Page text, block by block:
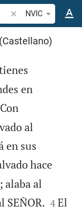
Buscar versículo
NVIC
en
Con
al
en sus
hace
alaba al
SEÑOR. 

4 El